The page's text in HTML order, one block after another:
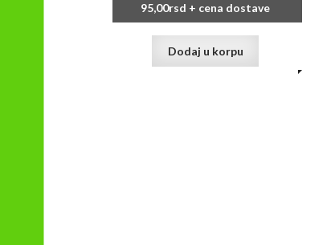
95,00rsd + cena dostave
Dodaj u korpu